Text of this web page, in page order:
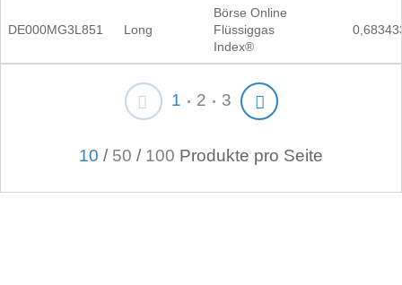
DE000MG3L851 Long
Börse Online
Flüssiggas
Index®
1 2 3
10 / 50 / 100 Produkte pro Seite